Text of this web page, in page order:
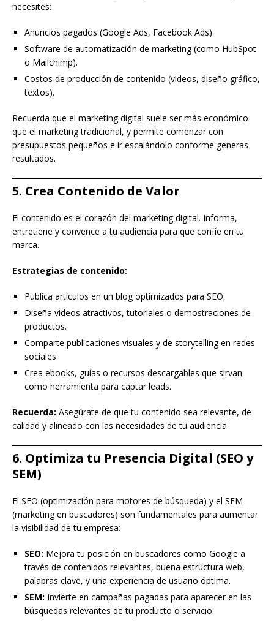
necesites:
Anuncios pagados (Google Ads, Facebook Ads).
Software de automatización de marketing (como HubSpot
o Mailchimp).
Costos de producción de contenido (videos, diseño gráfico,
textos).
Recuerda que el marketing digital suele ser más económico
que el marketing tradicional, y permite comenzar con
presupuestos pequeños e ir escalándolo conforme generas
resultados.
5. Crea Contenido de Valor
El contenido es el corazón del marketing digital. Informa,
entretiene y convence a tu audiencia para que confíe en tu
marca.
Estrategias de contenido:
Publica artículos en un blog optimizados para SEO.
Diseña videos atractivos, tutoriales o demostraciones de
productos.
Comparte publicaciones visuales y de storytelling en redes
sociales.
Crea ebooks, guías o recursos descargables que sirvan
como herramienta para captar leads.
Recuerda: Asegúrate de que tu contenido sea relevante, de
calidad y alineado con las necesidades de tu audiencia.
6. Optimiza tu Presencia Digital (SEO y
SEM)
El SEO (optimización para motores de búsqueda) y el SEM
(marketing en buscadores) son fundamentales para aumentar
la visibilidad de tu empresa:
SEO: Mejora tu posición en buscadores como Google a
través de contenidos relevantes, buena estructura web,
palabras clave, y una experiencia de usuario óptima.
SEM: Invierte en campañas pagadas para aparecer en las
búsquedas relevantes de tu producto o servicio.